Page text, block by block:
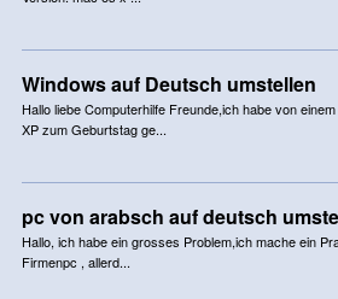
Windows auf Deutsch umstellen
Hallo liebe Computerhilfe Freunde,ich habe von
XP zum Geburtstag ge...
pc von arabsch auf deutsch
Hallo, ich habe ein grosses Problem,ich mache ein
Firmenpc , allerd...